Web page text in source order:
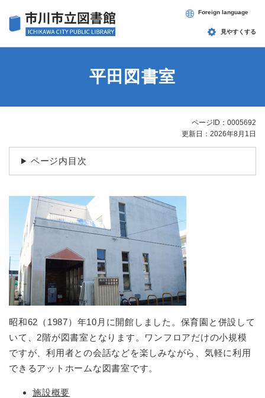
。
見やすくする
Foreign language
平田図書室
ページID：0005692
更新日：2026年8月1日
ページ内目次
昭和62（1987）年10月に開館しました。保育園と併設して
いて、2階が図書室となります。ワンフロアだけの小規模
ですが、利用者との会話などを楽しみながら、気軽に利用
できるアットホームな図書室です。
施設概要